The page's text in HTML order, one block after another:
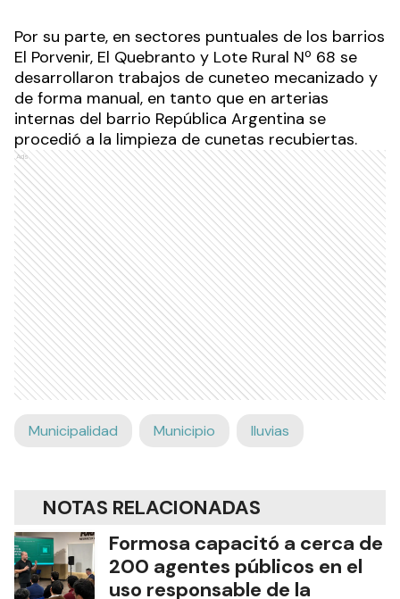
Por su parte, en sectores puntuales de los barrios
El Porvenir, El Quebranto y Lote Rural Nº 68 se
desarrollaron trabajos de cuneteo mecanizado y
de forma manual, en tanto que en arterias
internas del barrio República Argentina se
procedió a la limpieza de cunetas recubiertas.
Ads
Municipalidad Municipio lluvias
NOTAS RELACIONADAS
Formosa capacitó a cerca de
200 agentes públicos en el
uso responsable de la